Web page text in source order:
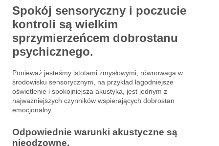
Spokój sensoryczny i poczucie
kontroli są wielkim
sprzymierzeńcem dobrostanu
psychicznego.
Ponieważ jesteśmy istotami zmysłowymi, równowaga w
środowisku sensorycznym, na przykład łagodniejsze
oświetlenie i spokojniejsza akustyka, jest jednym z
najważniejszych czynników wspierających dobrostan
emocjonalny.
Odpowiednie warunki akustyczne są
nieodzowne.